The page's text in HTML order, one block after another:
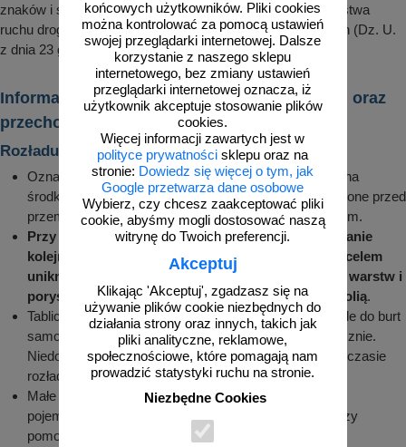
końcowych użytkowników. Pliki cookies
można kontrolować za pomocą ustawień
swojej przeglądarki internetowej. Dalsze
korzystanie z naszego sklepu
internetowego, bez zmiany ustawień
przeglądarki internetowej oznacza, iż
użytkownik akceptuje stosowanie plików
cookies.
Więcej informacji zawartych jest w
polityce prywatności sklepu oraz na
stronie: Dowiedz się więcej o tym, jak
Google przetwarza dane osobowe
Wybierz, czy chcesz zaakceptować pliki
cookie, abyśmy mogli dostosować naszą
witrynę do Twoich preferencji.
Akceptuj
Klikając 'Akceptuj', zgadzasz się na
używanie plików cookie niezbędnych do
działania strony oraz innych, takich jak
pliki analityczne, reklamowe,
społecznościowe, które pomagają nam
prowadzić statystyki ruchu na stronie.
Niezbędne Cookies
znaków i sygnałów drogowych oraz urządzeń bezpieczeństwa
ruchu drogowego i warunków ich umieszczania na drogach (Dz. U.
z dnia 23 grudnia 2003 r.)
Informacje dotyczące transportu, rozładunku oraz
przechowywania znaków drogowych
Rozładunek i montaż
Oznakowanie zamówione przez klienta jest układane na
środkach transportu w określonej pozycji i zabezpieczone przed
przemieszczeniem, ocieraniem o siebie i uszkodzeniem.
Przy rozładunku należy zwrócić uwagę na zachowanie
kolejności zdejmowania z środka transportowego celem
uniknięcia wysuwania oznakowania z środkowych warstw i
porysowania powierzchni szczególnie pokrytych folią.
Tablice o znacznych gabarytach poukładane równolegle do burt
samochodu w pozycji pionowej należy zdejmować ręcznie.
Niedopuszczalne jest chodzenie po tablicach, które w czasie
rozładunku przemieszczały się do pozycji poziomej.
Małe znaki i elementy oznakowania umieszczane w
pojemnikach lub na paletach można rozładowywać przy
pomocy wózka widłowego.